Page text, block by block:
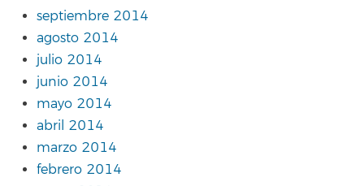
septiembre 2014
agosto 2014
julio 2014
junio 2014
mayo 2014
abril 2014
marzo 2014
febrero 2014